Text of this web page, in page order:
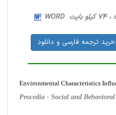
خرید ترجمه فارسی و دانلود
Environmental Characteristics
Procedia - Social and